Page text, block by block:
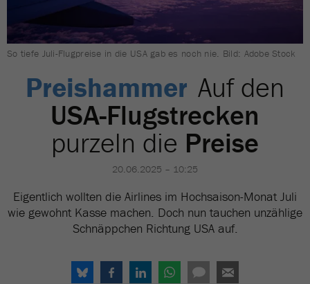
So tiefe Juli-Flugpreise in die USA gab es noch nie. Bild: Adobe Stock
Preishammer Auf den
USA-Flugstrecken
purzeln die Preise
20.06.2025 – 10:25
Eigentlich wollten die Airlines im Hochsaison-Monat Juli
wie gewohnt Kasse machen. Doch nun tauchen unzählige
Schnäppchen Richtung USA auf.